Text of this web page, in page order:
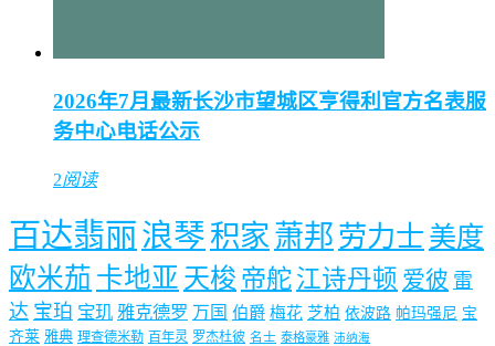
2026年7月最新长沙市望城区亨得利官方名表服
务中心电话公示
2阅读
百达翡丽浪琴 积家 萧邦 劳力士 美度
欧米茄 卡地亚 天梭 帝舵 江诗丹顿 爱彼 雷
达 宝珀 宝玑 雅克德罗 万国 伯爵 梅花 芝柏 依波路 帕玛强尼 宝
齐莱 雅典 理查德米勒 百年灵 罗杰杜彼 名士 泰格豪雅 沛纳海